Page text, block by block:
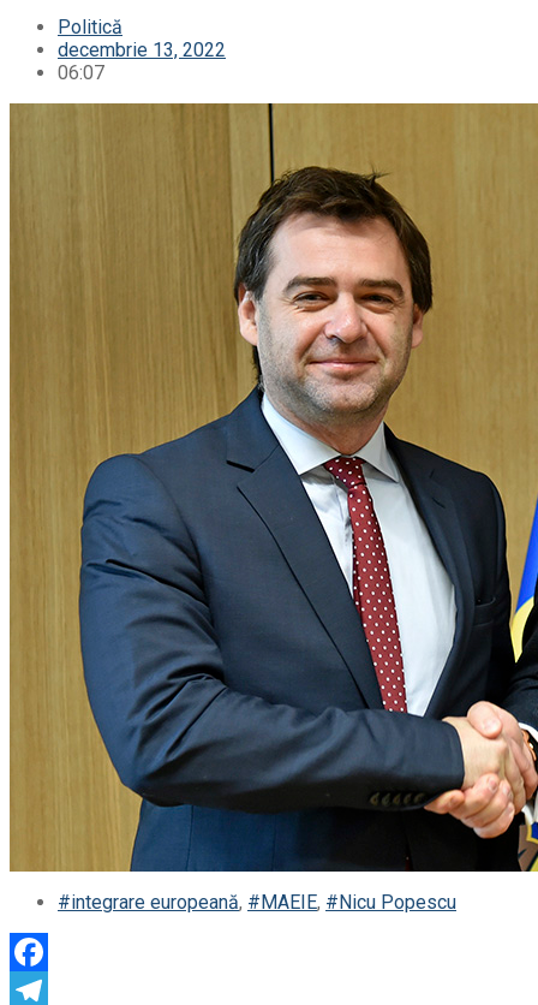
Politică
decembrie 13, 2022
06:07
#integrare europeană, #MAEIE, #Nicu Popescu